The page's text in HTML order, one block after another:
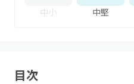
中小 中堅
目次